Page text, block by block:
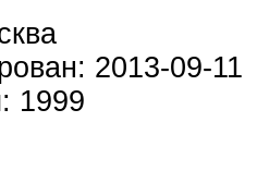
2013-09-11
1999